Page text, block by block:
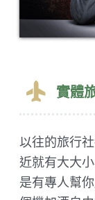
實體
以往的旅行
近就有大大
是有專人幫